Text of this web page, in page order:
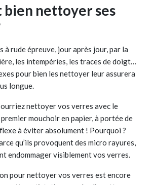
bien nettoyer ses
à rude épreuve, jour après jour, par la
les intempéries, les traces de doigt…
pour bien les nettoyer leur assurera
longue.
nettoyer vos verres avec le
mouchoir en papier, à portée de
à éviter absolument ! Pourquoi ?
qu’ils provoquent des micro rayures,
endommager visiblement vos verres.
pour nettoyer vos verres est encore